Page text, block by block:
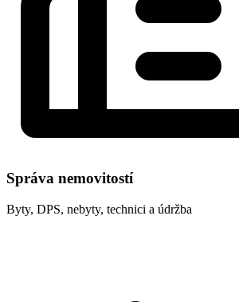
Správa nemovitostí
Byty, DPS, nebyty, technici a údržba